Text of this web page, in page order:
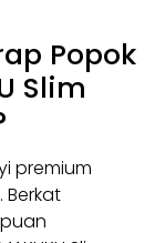
Popok
Slim
premium
Berkat